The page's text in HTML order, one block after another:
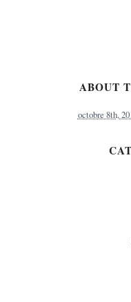
ABOUT
octobre 8th,